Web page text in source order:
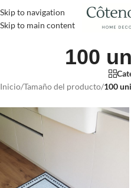
Skip to navigation
Skip to main content
100
Inicio/Tamaño del producto/100